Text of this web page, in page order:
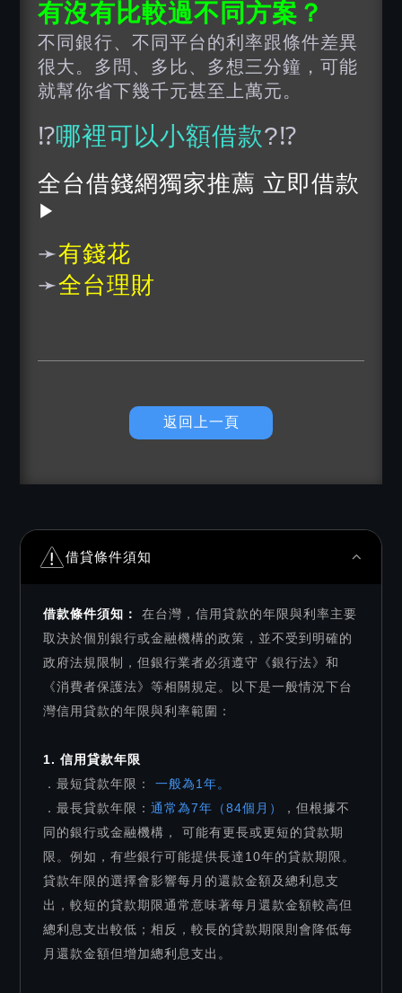
有沒有比較過不同方案 ？
不同銀行、不同平台的利率跟條件差異
很大。多問、多比、多想三分鐘，可能
就幫你省下幾千元甚至上萬元。
⁉️哪裡可以小額借款?⁉️
全台借錢網獨家推薦 立即借款
▶
➛有錢花
➛全台理財
返回上一頁
借貸條件須知
借款條件須知：在台灣，信用貸款的年限與利率主要
取決於個別銀行或金融機構的政策，並不受到明確的
政府法規限制，但銀行業者必須遵守《銀行法》和
《消費者保護法》等相關規定。以下是一般情況下台
灣信用貸款的年限與利率範圍：
1. 信用貸款年限
．最短貸款年限：
一般為1年。
．最長貸款年限：通常為7年（84個月）
，但根據不
同的銀行或金融機構， 可能有更長或更短的貸款期
限。例如，有些銀行可能提供長達10年的貸款期限。
貸款年限的選擇會影響每月的還款金額及總利息支
出，較短的貸款期限通常意味著每月還款金額較高但
總利息支出較低；相反，較長的貸款期限則會降低每
月還款金額但增加總利息支出。